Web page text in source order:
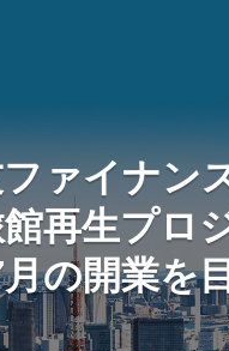
ァイナン
再生プロ
の開業を